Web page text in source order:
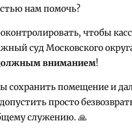
нам помочь?
чтобы
суд Московского
вниманием!
сохранить помещение и
просто
служению. 🙏